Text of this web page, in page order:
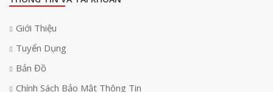
Giới Thiệu
Tuyển Dụng
Bản Đồ
Chính Sách Bảo Mật Thông Tin